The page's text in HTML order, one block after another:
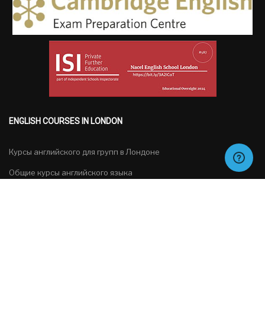
ENGLISH COURSES IN LONDON
Курсы английского для групп в Лондоне
Общие курсы английского языка